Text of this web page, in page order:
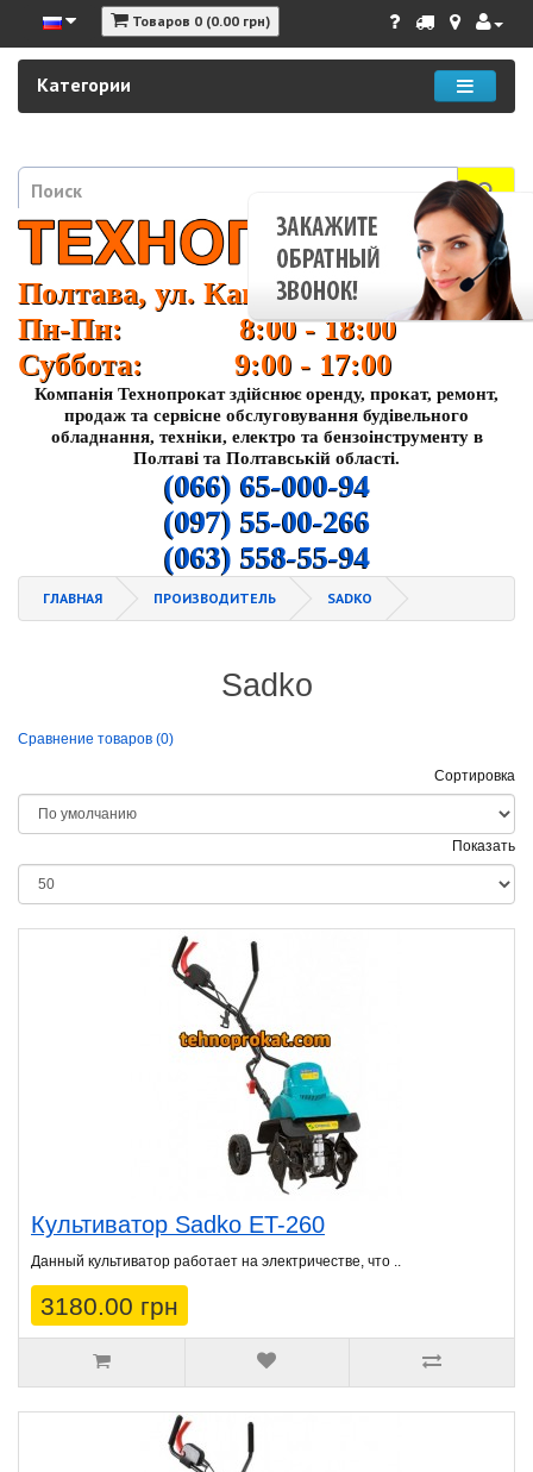
Товаров 0 (0.00 грн)
Категории
Полтава, ул. Кагамлыка 37
Пн-Пн: 8:00 - 18:00
Суббота: 9:00 - 17:00
Компанія Технопрокат здійснює оренду, прокат, ремонт,
продаж та сервісне обслуговування будівельного
обладнання, техніки, електро та бензоінструменту в
Полтаві та Полтавській області.
(066) 65-000-94
(097) 55-00-266
(063) 558-55-94
ГЛАВНАЯ ПРОИЗВОДИТЕЛЬ SADKO
Sadko
Сравнение товаров (0)
Сортировка
Показать
Культиватор Sadko ET-260
Данный культиватор работает на электричестве, что ..
3180.00 грн